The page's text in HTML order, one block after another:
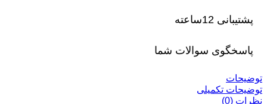
پشتیبانی 12ساعته
پاسخگوی سوالات شما
توضیحات
توضیحات تکمیلی
نظرات (0)